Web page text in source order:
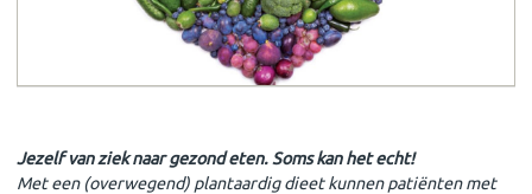
Jezelf van ziek naar gezond eten. Soms kan hetecht!
Met een (overwegend) plantaardig dieet kunnen patiënten met